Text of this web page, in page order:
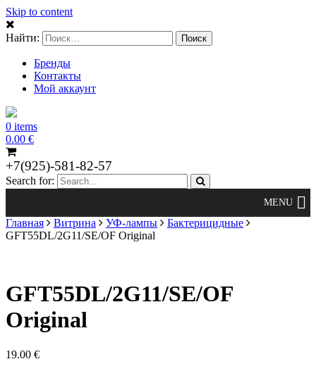
Skip to content
Найти:
Бренды
Контакты
Мой аккаунт
0 items
0.00 €
+7(925)-581-82-57
Search for:
Главная Витрина УФ-лампы
Бактерицидные
GFT55DL/2G11/SE/OF Original
GFT55DL/2G11/SE/OF
Original
19.00 €